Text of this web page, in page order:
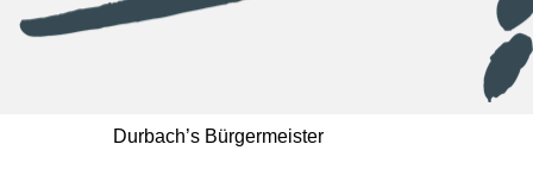
Durbach’s Bürgermeister